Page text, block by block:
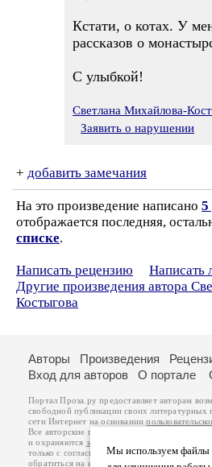
Кстати, о котах. У
рассказов о
С улыбкой!
Светлана Михайлова-
Заявить о нарушении
+ добавить замечания
На это произведение написано 5
отображается последняя,
списке.
Написать рецензию
Написать
Другие произведения автора
Костыгова
Мы используем файлы
Авторы Произведения
Вход для авторов
О портале
Портал Проза.ру предоставляет авторам
свободной публикации своих литературных
сети Интернет на основании
Все авторские права на произведения
и охраняются законом
. Перепечатка
только с согласия его автора, к которому вы
обратиться на его авторской странице.